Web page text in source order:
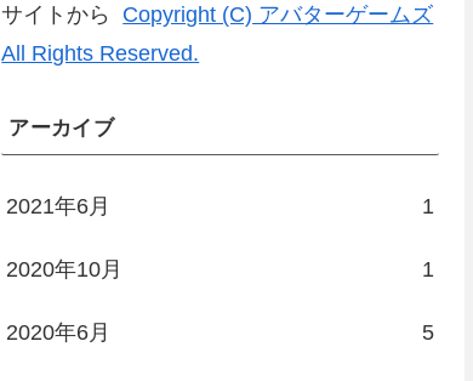
サイトから
Copyright (C) アバターゲームズ
All Rights Reserved.
アーカイブ
2021年6月 1
2020年10月 1
2020年6月 5